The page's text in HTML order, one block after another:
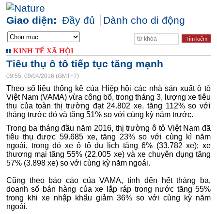
Giao diện: Đầy đủ Dành cho di động
KINH TẾ XÃ HỘI
Tiêu thụ ô tô tiếp tục tăng mạnh
09:55, 09/04/2016 (GMT+7)
Theo số liệu thống kê của Hiệp hội các nhà sản xuất ô tô
Việt Nam (VAMA) vừa công bố, trong tháng 3, lượng xe tiêu
thụ của toàn thị trường đạt 24.802 xe, tăng 112% so với
tháng trước đó và tăng 51% so với cùng kỳ năm trước.
Trong ba tháng đầu năm 2016, thị trường ô tô Việt Nam đã
tiêu thụ được 59.685 xe, tăng 23% so với cùng kì năm
ngoái, trong đó xe ô tô du lịch tăng 6% (33.782 xe); xe
thương mại tăng 55% (22.005 xe) và xe chuyên dụng tăng
57% (3.898 xe) so với cùng kỳ năm ngoái.
Cũng theo báo cáo của VAMA, tính đến hết tháng ba,
doanh số bán hàng của xe lắp ráp trong nước tăng 55%
trong khi xe nhập khẩu giảm 36% so với cùng kỳ năm
ngoái.